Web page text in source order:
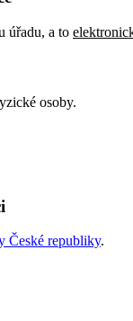
úřadu, a to
osoby.
České republiky.